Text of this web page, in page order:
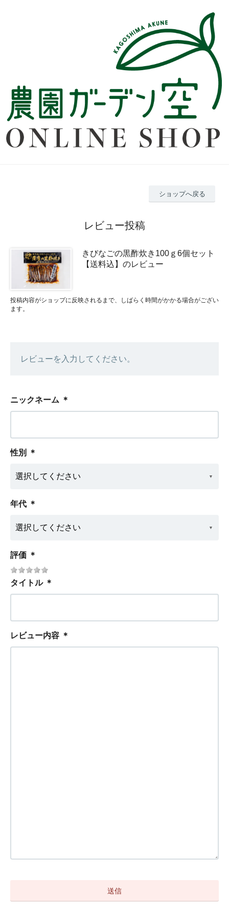
ショップへ戻る
レビュー投稿
きびなごの黒酢炊き100ｇ6個セット
【送料込】のレビュー
投稿内容がショップに反映されるまで、しばらく時間がかかる場合がござい
ます。
レビューを入力してください。
ニックネーム ＊
性別 ＊
年代 ＊
評価 ＊
タイトル ＊
レビュー内容 ＊